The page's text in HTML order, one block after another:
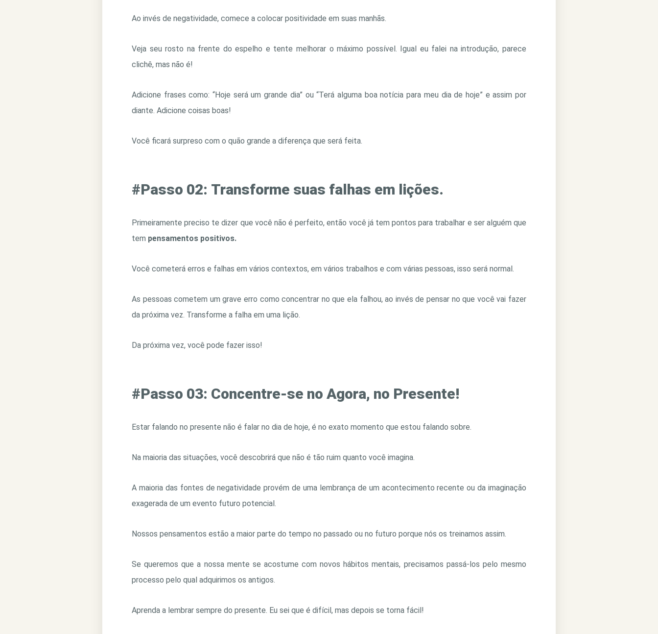
Ao invés de negatividade, comece a colocar positividade em suas manhãs.
Veja seu rosto na frente do espelho e tente melhorar o máximo possível. Igual eu falei na introdução, parece
clichê, mas não é!
Adicione frases como: “Hoje será um grande dia” ou “Terá alguma boa notícia para meu dia de hoje” e assim por
diante. Adicione coisas boas!
Você ficará surpreso com o quão grande a diferença que será feita.
#Passo 02: Transforme suas falhas em lições.
Primeiramente preciso te dizer que você não é perfeito, então você já tem pontos para trabalhar e ser alguém que
tem pensamentos positivos.
Você cometerá erros e falhas em vários contextos, em vários trabalhos e com várias pessoas, isso será normal.
As pessoas cometem um grave erro como concentrar no que ela falhou, ao invés de pensar no que você vai fazer
da próxima vez. Transforme a falha em uma lição.
Da próxima vez, você pode fazer isso!
#Passo 03: Concentre-se no Agora, no Presente!
Estar falando no presente não é falar no dia de hoje, é no exato momento que estou falando sobre.
Na maioria das situações, você descobrirá que não é tão ruim quanto você imagina.
A maioria das fontes de negatividade provém de uma lembrança de um acontecimento recente ou da imaginação
exagerada de um evento futuro potencial.
Nossos pensamentos estão a maior parte do tempo no passado ou no futuro porque nós os treinamos assim.
Se queremos que a nossa mente se acostume com novos hábitos mentais, precisamos passá-los pelo mesmo
processo pelo qual adquirimos os antigos.
Aprenda a lembrar sempre do presente. Eu sei que é difícil, mas depois se torna fácil!